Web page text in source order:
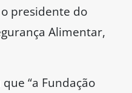
presidente do
Alimentar,
“a Fundação